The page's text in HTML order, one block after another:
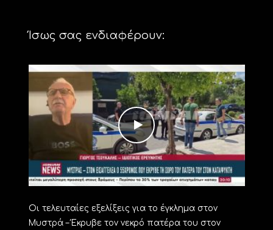
Ίσως σας ενδιαφέρουν:
Οι τελευταίες εξελίξεις για το έγκλημα στον
Μυστρά – Έκρυβε τον νεκρό πατέρα του στον